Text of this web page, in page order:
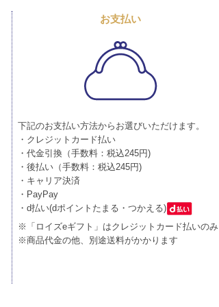
お支払い
下記のお支払い方法からお選びいただけます。
・クレジットカード払い
・代金引換（手数料：税込245円)
・後払い（手数料：税込245円)
・キャリア決済
・PayPay
・d払い(dポイントたまる・つかえる)
※「ロイズeギフト」はクレジットカード払いのみ
※商品代金の他、別途送料がかかります